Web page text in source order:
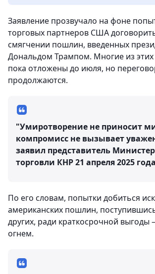
Заявление прозвучало на фоне
торговых партнеров США
смягчении пошлин, введенных
Дональдом Трампом. Многие из
пока отложены до июля, но
продолжаются.
"Умиротворение не приносит
компромисс не вызывает
заявил представитель
торговли КНР 21 апреля 2025
По его словам, попытки добиться
американских пошлин,
других, ради краткосрочной выгоды
огнем.